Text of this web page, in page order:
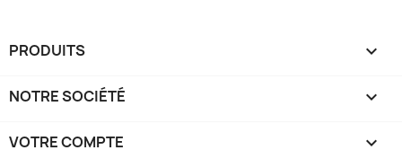
PRODUITS 
NOTRE SOCIÉTÉ 
VOTRE COMPTE 